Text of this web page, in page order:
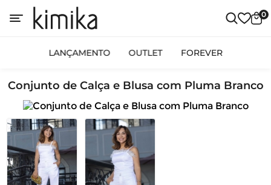
0
LANÇAMENTO OUTLET FOREVER
Conjunto de Calça e Blusa com Pluma Branco